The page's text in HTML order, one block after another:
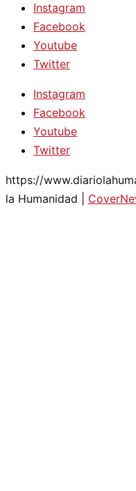
Instagram
Facebook
Youtube
Twitter
Instagram
Facebook
Youtube
Twitter
https://
la Humanidad